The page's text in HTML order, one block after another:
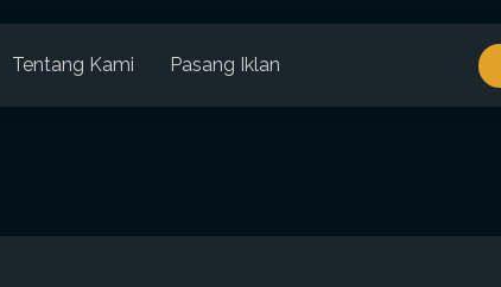
Tentang Kami Pasang Iklan